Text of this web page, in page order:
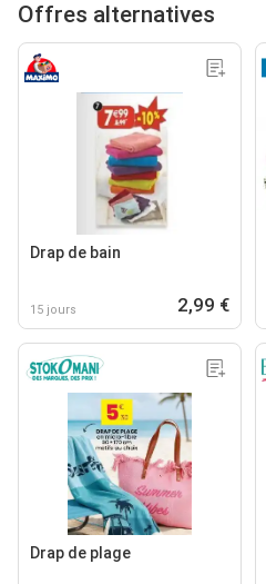
Offres alternatives
Drap de bain
15 jours 2,99 €
Drap de plage